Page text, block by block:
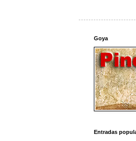
Goya
Entradas